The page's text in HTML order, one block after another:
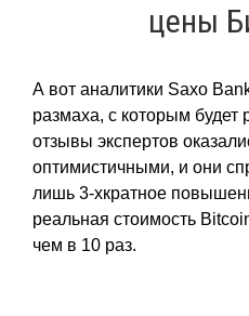
цены
А вот аналитики Saxo
размаха, с которым будет
отзывы экспертов
оптимистичными, и они
лишь 3-хкратное
реальная стоимость
чем в 10 раз.